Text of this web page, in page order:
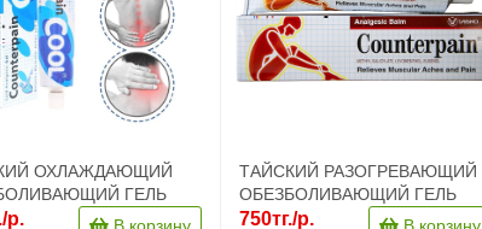
ОХЛАЖДАЮЩИЙ
ГЕЛЬ
COOL, 120 ГР
р. В корзину
ТАЙСКИЙ РАЗОГРЕВАЮЩИЙ
ОБЕЗБОЛИВАЮЩИЙ ГЕЛЬ
COUNTERPAIN, 120 ГР
750тг./р. В корзину